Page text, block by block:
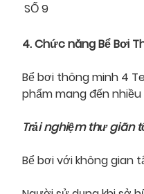
SỐ 9
4. Chức năng Bể Bơi
Bể bơi thông minh 4
phẩm mang đến
Trải nghiệm thư giãn
Bể bơi với không gian